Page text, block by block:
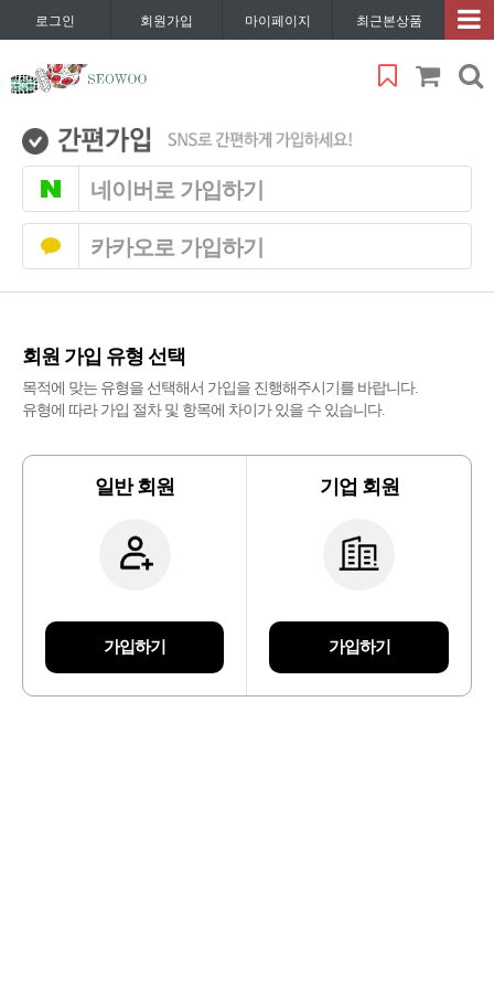
로그인 회원가입 마이페이지 최근본상품
네이버로 가입하기
카카오로 가입하기
회원 가입 유형 선택
목적에 맞는 유형을 선택해서 가입을 진행해주시기를 바랍니다.
유형에 따라 가입 절차 및 항목에 차이가 있을 수 있습니다.
일반 회원
가입하기
기업 회원
가입하기